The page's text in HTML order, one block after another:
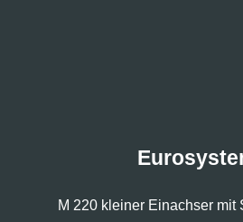
M 220 kleiner Einachser mit